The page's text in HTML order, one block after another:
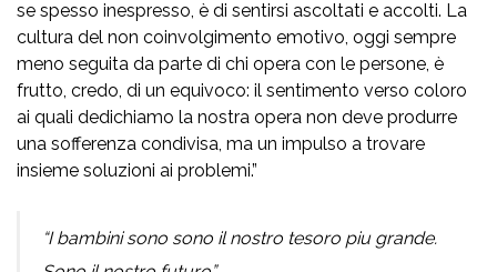
se spesso inespresso, è di sentirsi ascoltati e accolti. La
cultura del non coinvolgimento emotivo, oggi sempre
meno seguita da parte di chi opera con le persone, è
frutto, credo, di un equivoco: il sentimento verso coloro
ai quali dedichiamo la nostra opera non deve produrre
una sofferenza condivisa, ma un impulso a trovare
insieme soluzioni ai problemi.”
“I bambini sono sono il nostro tesoro piu grande.